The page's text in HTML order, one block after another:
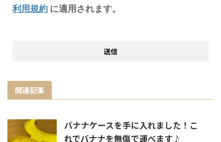
利用規約 に適用されます。
関連記事
バナナケースを手に入れました！こ
れでバナナを無傷で運べます♪